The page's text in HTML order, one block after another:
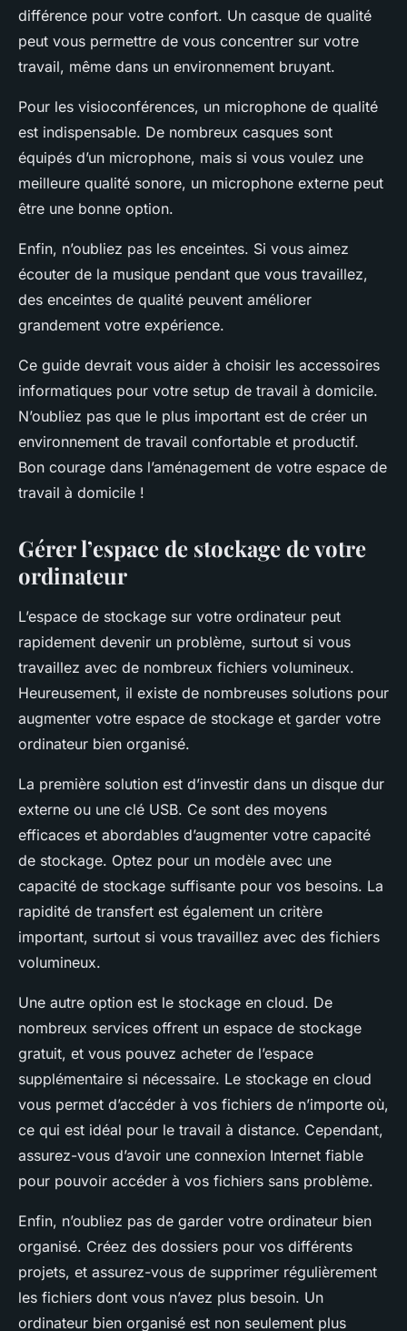
différence pour votre confort. Un casque de qualité
peut vous permettre de vous concentrer sur votre
travail, même dans un environnement bruyant.
Pour les visioconférences, un microphone de qualité
est indispensable. De nombreux casques sont
équipés d’un microphone, mais si vous voulez une
meilleure qualité sonore, un microphone externe peut
être une bonne option.
Enfin, n’oubliez pas les enceintes. Si vous aimez
écouter de la musique pendant que vous travaillez,
des enceintes de qualité peuvent améliorer
grandement votre expérience.
Ce guide devrait vous aider à choisir les accessoires
informatiques pour votre setup de travail à domicile.
N’oubliez pas que le plus important est de créer un
environnement de travail confortable et productif.
Bon courage dans l’aménagement de votre espace de
travail à domicile !
Gérer l’espace de stockage de votre
ordinateur
L’espace de stockage sur votre ordinateur peut
rapidement devenir un problème, surtout si vous
travaillez avec de nombreux fichiers volumineux.
Heureusement, il existe de nombreuses solutions pour
augmenter votre espace de stockage et garder votre
ordinateur bien organisé.
La première solution est d’investir dans un disque dur
externe ou une clé USB. Ce sont des moyens
efficaces et abordables d’augmenter votre capacité
de stockage. Optez pour un modèle avec une
capacité de stockage suffisante pour vos besoins. La
rapidité de transfert est également un critère
important, surtout si vous travaillez avec des fichiers
volumineux.
Une autre option est le stockage en cloud. De
nombreux services offrent un espace de stockage
gratuit, et vous pouvez acheter de l’espace
supplémentaire si nécessaire. Le stockage en cloud
vous permet d’accéder à vos fichiers de n’importe où,
ce qui est idéal pour le travail à distance. Cependant,
assurez-vous d’avoir une connexion Internet fiable
pour pouvoir accéder à vos fichiers sans problème.
Enfin, n’oubliez pas de garder votre ordinateur bien
organisé. Créez des dossiers pour vos différents
projets, et assurez-vous de supprimer régulièrement
les fichiers dont vous n’avez plus besoin. Un
ordinateur bien organisé est non seulement plus